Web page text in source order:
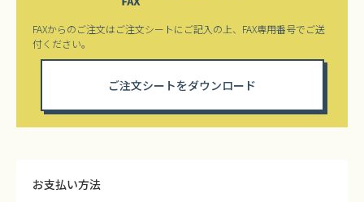
FAXからのご注文はご注文シートにご記入の上、FAX専用番号でご送
付ください。
ご注文シートをダウンロード
お支払い方法